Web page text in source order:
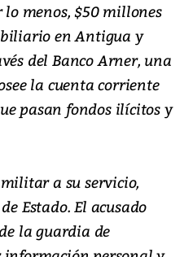
menos, $50 millones
en Antigua y
del Banco Arner, una
la cuenta corriente
pasan fondos ilícitos y
a su servicio,
Estado. El acusado
la guardia de